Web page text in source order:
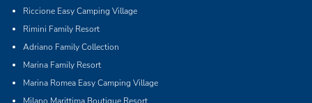
Riccione Easy Camping Village
Rimini Family Resort
Adriano Family Collection
Marina Family Resort
Marina Romea Easy Camping Village